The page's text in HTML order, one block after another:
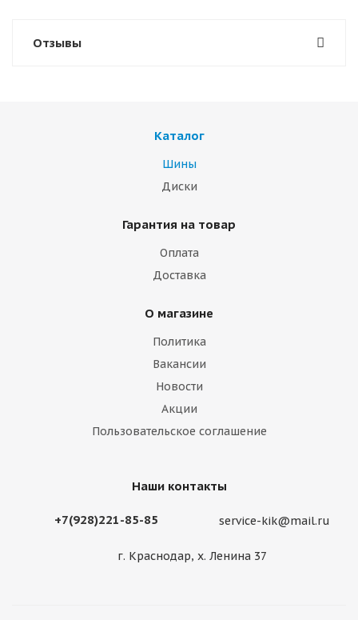
Отзывы
Каталог
Шины
Диски
Гарантия на товар
Оплата
Доставка
О магазине
Политика
Вакансии
Новости
Акции
Пользовательское соглашение
Наши контакты
+7(928)221-85-85 service-kik@mail.ru
г. Краснодар, х. Ленина 37